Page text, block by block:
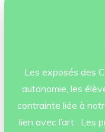
Les exposés des
autonomie, les
contrainte liée à
lien avec l’art. Les